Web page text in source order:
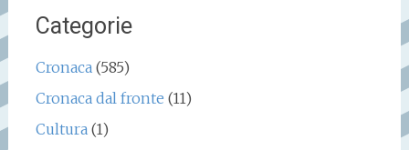
Categorie
Cronaca(585)
Cronaca dal fronte (11)
Cultura(1)